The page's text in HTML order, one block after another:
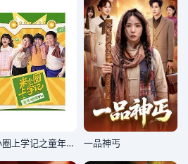
米小圈上学记之童年时光机 一品神丐